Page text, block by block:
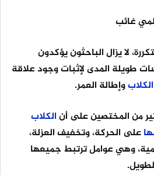
غائب
لا يزال الباحثون يؤكدون
طويلة المدى لإثبات وجود علاقة
الكلابوإطالة العمر.
من المختصين على أنالكلاب
على الحركة، وتخفيف العزلة،
وهي عوامل ترتبط جميعها